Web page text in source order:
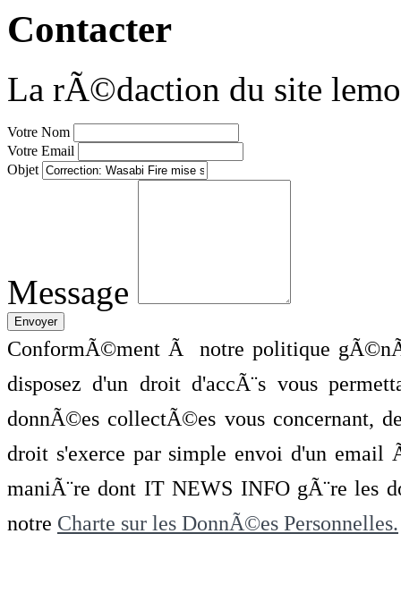
Contacter
La rÃ©daction du site
Votre Nom
Votre Email
Objet
Message
ConformÃ©ment Ã notre politique
disposez d'un droit d'accÃ¨s vous
donnÃ©es collectÃ©es vous concernant,
droit s'exerce par simple envoi d'un
maniÃ¨re dont IT NEWS INFO gÃ¨re les
notre Charte sur les DonnÃ©es Personnelles.